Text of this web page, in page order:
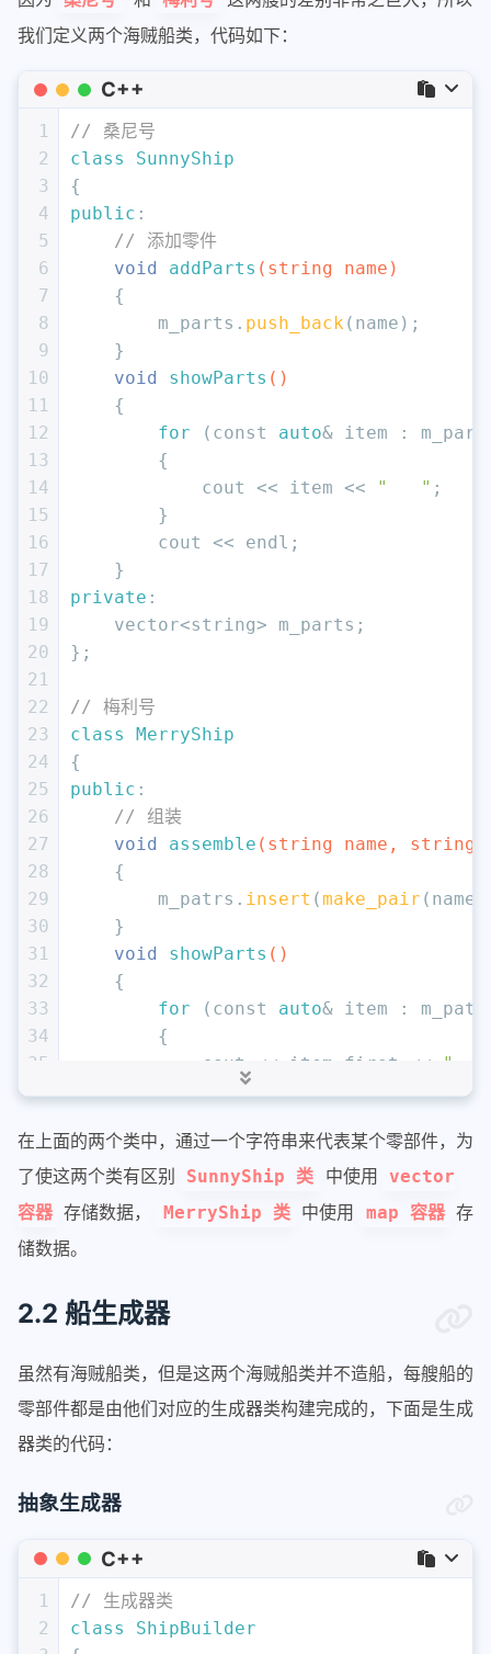
我们定义两个海贼船类，代码如下：
C++
1
2
3
4
5
6
7
8
9
10
11
12
13
14
15
16
17
18
19
20
21
22
23
24
25
26
27
28
29
30
31
32
33
34
35
38
39
40
// 桑尼号
class
SunnyShip
{
public :
// 添加零件
void
addParts (string name)
{
        m_parts.
push_back (name);
    }
void
showParts ()
{
for ( const auto& item :
        {
            cout << item <<
"   " ;
        }
        cout << endl;
    }
private :
    vector<string> m_parts;
};
// 梅利号
class
MerryShip
{
public :
// 组装
void
assemble (string name, string
{
        m_patrs.
insert (make_pair
    }
void
showParts ()
{
for ( const auto& item :
        {
            cout << item.first <<
": "
    }
private:
    map<string, string> m_patrs;
在上面的两个类中，通过一个字符串来代表某个零部件，为
了使这两个类有区别
SunnyShip 类 中使用
vector
容器 存储数据， MerryShip 类 中使用 map 容器 存
储数据。
2.2 船生成器
虽然有海贼船类，但是这两个海贼船类并不造船，每艘船的
零部件都是由他们对应的生成器类构建完成的，下面是生成
器类的代码：
抽象生成器
C++
1
2
// 生成器类
class
ShipBuilder